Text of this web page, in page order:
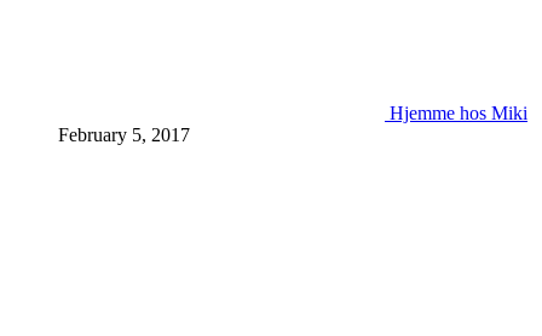
Hjemme hos Miki
February 5, 2017